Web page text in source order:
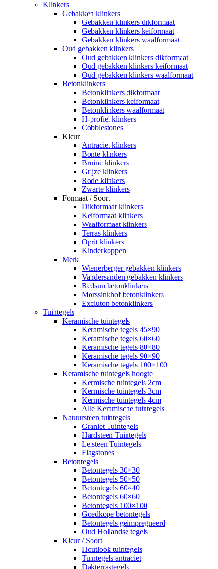
Klinkers
Gebakken klinkers
Gebakken klinkers dikformaat
Gebakken klinkers keiformaat
Gebakken klinkers waalformaat
Oud gebakken klinkers
Oud gebakken klinkers dikformaat
Oud gebakken klinkers keiformaat
Oud gebakken klinkers waalformaat
Betonklinkers
Betonklinkers dikformaat
Betonklinkers keiformaat
Betonklinkers waalformaat
H-profiel klinkers
Cobblestones
Kleur
Antraciet klinkers
Bonte klinkers
Bruine klinkers
Grijze klinkers
Rode klinkers
Zwarte klinkers
Formaat / Soort
Dikformaat klinkers
Keiformaat klinkers
Waalformaat klinkers
Terras klinkers
Oprit klinkers
Kinderkoppen
Merk
Wienerberger gebakken klinkers
Vandersanden gebakken klinkers
Redsun betonklinkers
Morssinkhof betonklinkers
Excluton betonklinkers
Tuintegels
Keramische tuintegels
Keramische tegels 45×90
Keramische tegels 60×60
Keramische tegels 80×80
Keramische tegels 90×90
Keramische tegels 100×100
Keramische tuintegels hoogte
Kermische tuintegels 2cm
Kermische tuintegels 3cm
Kermische tuintegels 4cm
Alle Keramische tuintegels
Natuursteen tuintegels
Graniet Tuintegels
Hardsteen Tuintegels
Leisteen Tuintegels
Flagstones
Betontegels
Betontegels 30×30
Betontegels 50×50
Betontegels 60×40
Betontegels 60×60
Betontegels 100×100
Goedkope betontegels
Betontegels geimpregneerd
Oud Hollandse tegels
Kleur / Soort
Houtlook tuintegels
Tuintegels antraciet
Dakterrastegels